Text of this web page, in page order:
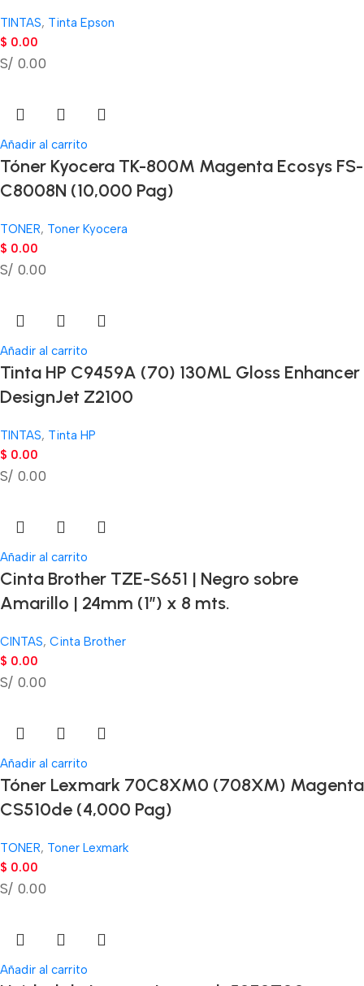
TINTAS, Tinta Epson
$ 0.00
S/ 0.00
Añadir al carrito
Tóner Kyocera TK-800M Magenta Ecosys FS-
C8008N (10,000 Pag)
TONER, Toner Kyocera
$ 0.00
S/ 0.00
Añadir al carrito
Tinta HP C9459A (70) 130ML Gloss Enhancer
DesignJet Z2100
TINTAS, Tinta HP
$ 0.00
S/ 0.00
Añadir al carrito
Cinta Brother TZE-S651 | Negro sobre
Amarillo | 24mm (1″) x 8 mts.
CINTAS, Cinta Brother
$ 0.00
S/ 0.00
Añadir al carrito
Tóner Lexmark 70C8XM0 (708XM) Magenta
CS510de (4,000 Pag)
TONER, Toner Lexmark
$ 0.00
S/ 0.00
Añadir al carrito